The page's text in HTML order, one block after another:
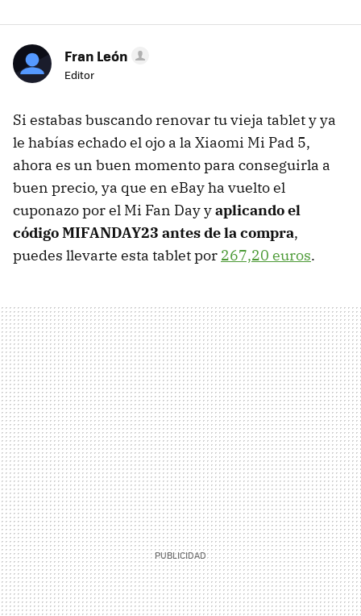
Fran León
Editor
Si estabas buscando renovar tu vieja tablet y ya
le habías echado el ojo a la Xiaomi Mi Pad 5,
ahora es un buen momento para conseguirla a
buen precio, ya que en eBay ha vuelto el
cuponazo por el Mi Fan Day yaplicando el
código MIFANDAY23 antes de la compra,
puedes llevarte esta tablet por 267,20 euros.